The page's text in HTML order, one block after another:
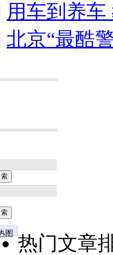
用车到养
北京“最酷
图
热门文章